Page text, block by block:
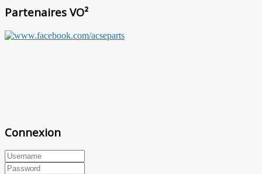
Partenaires VO²
Connexion